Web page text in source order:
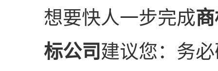
想要快人一步完成
标公司 建议您：务